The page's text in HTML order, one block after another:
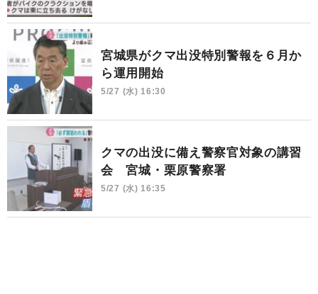
宮城県がクマ出没特別警報を６月か
ら運用開始
5/27 (水) 16:30
クマの出没に備え警察官対象の講習
会 宮城・栗原警察署
5/27 (水) 16:35